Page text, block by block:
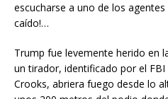
escucharse a uno de los agentes
caído!…
Trump fue levemente herido en
un tirador, identificado por el
Crooks, abriera fuego desde lo